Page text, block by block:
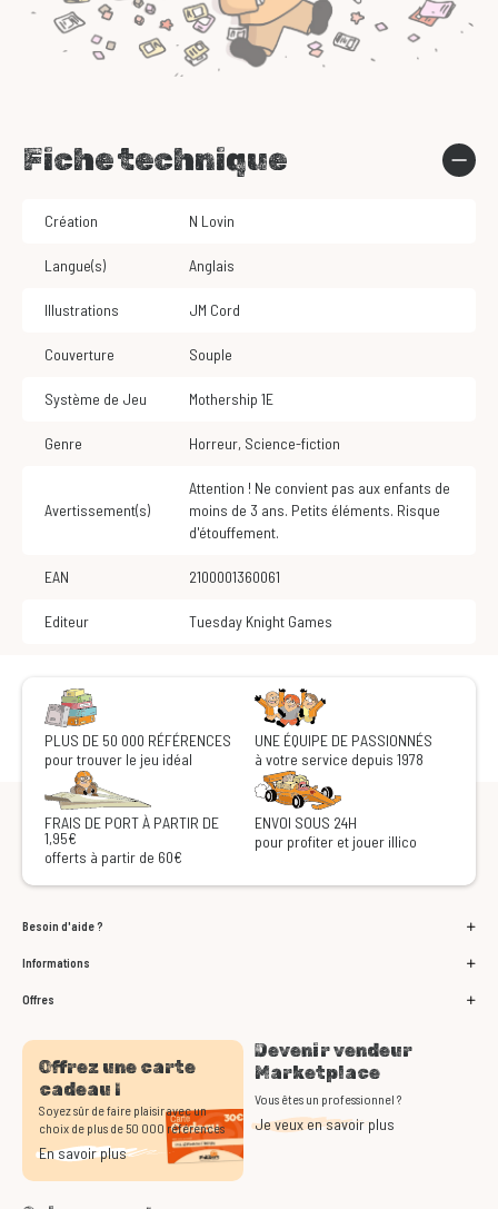
Fiche technique
Création N Lovin
Langue(s) Anglais
Illustrations JM Cord
Couverture Souple
Système de Jeu Mothership 1E
Genre Horreur, Science-fiction
Avertissement(s)
Attention ! Ne convient pas aux enfants de
moins de 3 ans. Petits éléments. Risque
d'étouffement.
EAN 2100001360061
Editeur Tuesday Knight Games
PLUS DE 50 000 RÉFÉRENCES
pour trouver le jeu idéal
UNE ÉQUIPE DE PASSIONNÉS
à votre service depuis 1978
FRAIS DE PORT À PARTIR DE
1,95€
offerts à partir de 60€
ENVOI SOUS 24H
pour profiter et jouer illico
Besoin d'aide ?
Informations
Offres
Offrez une carte
cadeau !
Soyez sûr de faire plaisir avec un
choix de plus de 50 000 références
En savoir plus
Devenir vendeur
Marketplace
Vous êtes un professionnel ?
Je veux en savoir plus